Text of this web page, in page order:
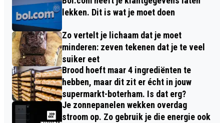
lekken. Dit is wat je moet doen
Zo vertelt je lichaam dat je moet
minderen: zeven tekenen dat je te veel
suiker eet
Brood hoeft maar 4 ingrediënten te
hebben, maar dit zit er écht in jouw
supermarkt-boterham. Is dat erg?
Je zonnepanelen wekken overdag
stroom op. Zo gebruik je die energie ook